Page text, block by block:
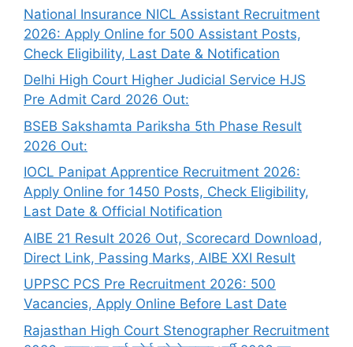
National Insurance NICL Assistant Recruitment
2026: Apply Online for 500 Assistant Posts,
Check Eligibility, Last Date & Notification
Delhi High Court Higher Judicial Service HJS
Pre Admit Card 2026 Out:
BSEB Sakshamta Pariksha 5th Phase Result
2026 Out:
IOCL Panipat Apprentice Recruitment 2026:
Apply Online for 1450 Posts, Check Eligibility,
Last Date & Official Notification
AIBE 21 Result 2026 Out, Scorecard Download,
Direct Link, Passing Marks, AIBE XXI Result
UPPSC PCS Pre Recruitment 2026: 500
Vacancies, Apply Online Before Last Date
Rajasthan High Court Stenographer Recruitment